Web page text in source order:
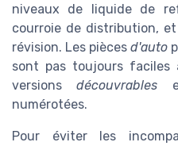
niveaux de liquide de
courroie de distribution,
révision. Les piècesd'auto
sont pas toujours faciles
versionsdécouvrables
numérotées.
Pour éviter les